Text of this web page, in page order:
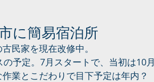
に簡易宿泊所
民家を現在改修中。
予定。7月スタートで、当初は10月
業とこだわりで目下予定は年内？